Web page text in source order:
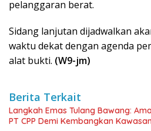
pelanggaran berat.
Sidang lanjutan dijadwalkan
waktu dekat dengan agenda
alat bukti. (W9-jm)
Berita Terkait
Langkah Emas Tulang Bawang:
PT CPP Demi Kembangkan